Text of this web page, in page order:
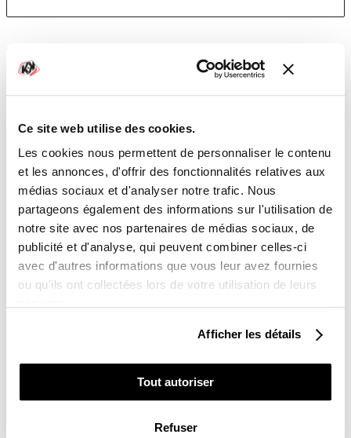
Ce site web utilise des cookies.
Les cookies nous permettent de personnaliser le contenu
et les annonces, d'offrir des fonctionnalités relatives aux
médias sociaux et d'analyser notre trafic. Nous
partageons également des informations sur l'utilisation de
notre site avec nos partenaires de médias sociaux, de
publicité et d'analyse, qui peuvent combiner celles-ci
avec d'autres informations que vous leur avez fournies
ou qu'ils ont collectées lors de votre utilisation de leurs
Afficher les détails
Tout autoriser
Refuser
KIT PLASTIQUE
Kit plastique
Laisses-nous un commentaire si tu souhaites apporter des
précisions sur la personnalisation à effectuer
TOTAL
AJOUTER AU PANIER